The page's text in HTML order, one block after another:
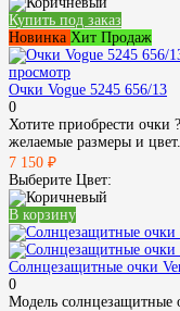
Купить под заказ
Новинка Хит Продаж
просмотр
Очки Vogue 5245 656/13
0
Хотите приобрести очки
желаемые размеры и цвет.
7 150 ₽
Выберите Цвет:
В корзину
Солнцезащитные очки
0
Модель солнцезащитные